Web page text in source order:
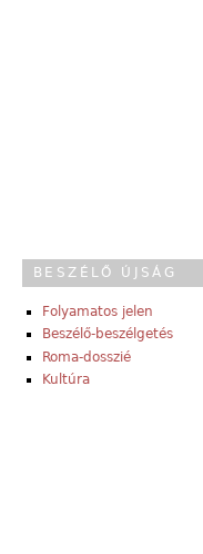
BESZÉLŐ ÚJSÁG
Folyamatos jelen
Beszélő-beszélgetés
Roma-dosszié
Kultúra